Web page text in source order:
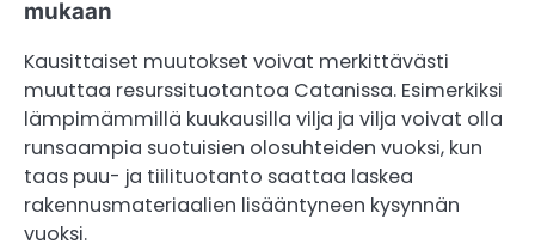
mukaan
Kausittaiset muutokset voivat merkittävästi
muuttaa resurssituotantoa Catanissa. Esimerkiksi
lämpimämmillä kuukausilla vilja ja vilja voivat olla
runsaampia suotuisien olosuhteiden vuoksi, kun
taas puu- ja tiilituotanto saattaa laskea
rakennusmateriaalien lisääntyneen kysynnän
vuoksi.